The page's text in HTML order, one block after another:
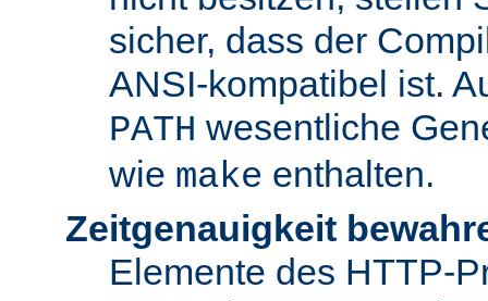
sicher, dass der
ANSI-kompatibel ist.
PATH wesentliche
wie make enthalten.
Zeitgenauigkeit
Elemente des HTTP-